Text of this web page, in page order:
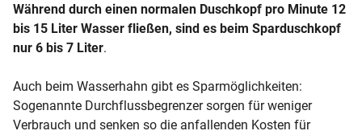
Während durch einen normalen Duschkopf pro Minute 12
bis 15 Liter Wasser fließen, sind es beim Sparduschkopf
nur 6 bis 7 Liter.
Auch beim Wasserhahn gibt es Sparmöglichkeiten:
Sogenannte Durchflussbegrenzer sorgen für weniger
Verbrauch und senken so die anfallenden Kosten für